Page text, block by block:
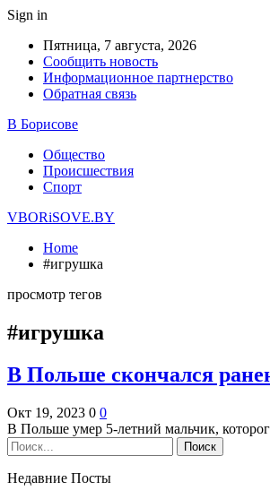
Sign in
Пятница, 7 августа, 2026
Сообщить новость
Информационное партнерство
Обратная связь
В Борисове
Общество
Происшествия
Спорт
VBORiSOVE.BY
Home
#игрушка
просмотр тегов
#игрушка
В Польше скончался
Окт 19, 2023 0 0
В Польше умер 5-летний мальчик,
Недавние Посты